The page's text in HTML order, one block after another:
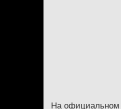
На официальном